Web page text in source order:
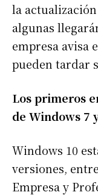
la
algunas
empresa avisa
pueden tardar
Los primeros
de Windows 7
Windows 10
versiones,
Empresa y